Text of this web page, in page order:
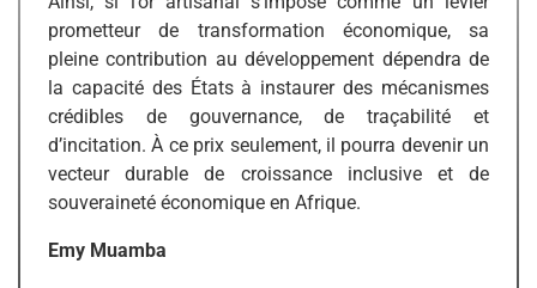
prometteur de transformation économique, sa
pleine contribution au développement dépendra de
la capacité des États à instaurer des mécanismes
crédibles de gouvernance, de traçabilité et
d’incitation. À ce prix seulement, il pourra devenir un
vecteur durable de croissance inclusive et de
souveraineté économique en Afrique.
Emy Muamba